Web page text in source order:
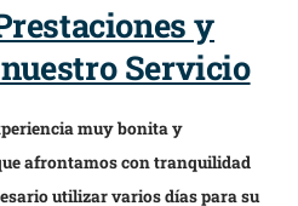
y
Servicio
muy bonita y
afrontamos con tranquilidad
utilizar varios días para su